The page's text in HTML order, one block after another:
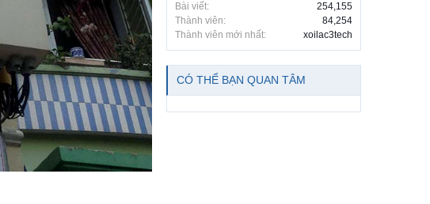
Bài viết:
254,155
Thành viên:
84,254
Thành viên mới nhất:
xoilac3tech
CÓ THỂ BẠN QUAN TÂM